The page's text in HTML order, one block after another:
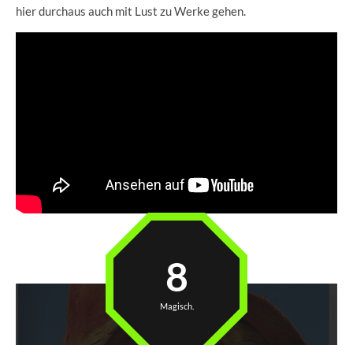
hier durchaus auch mit Lust zu Werke gehen.
8
Magisch.